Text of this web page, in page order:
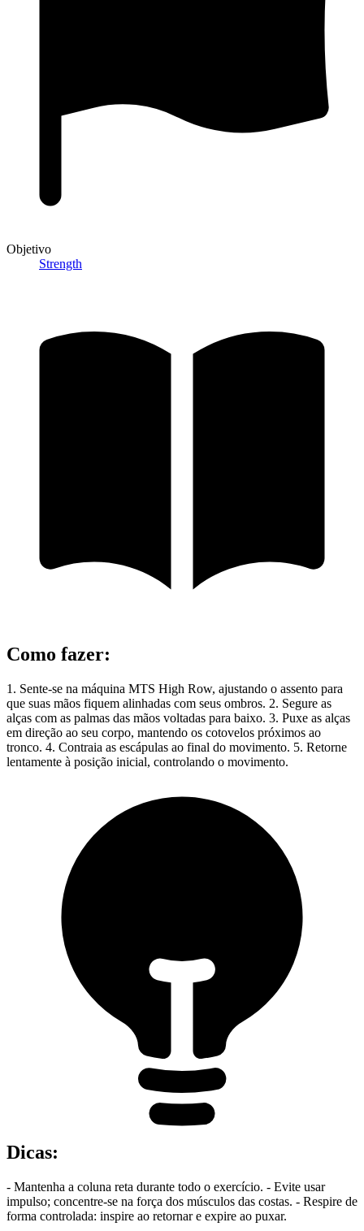
Objetivo
Strength
Como fazer:
1. Sente-se na máquina MTS High Row, ajustando o assento para
que suas mãos fiquem alinhadas com seus ombros. 2. Segure as
alças com as palmas das mãos voltadas para baixo. 3. Puxe as alças
em direção ao seu corpo, mantendo os cotovelos próximos ao
tronco. 4. Contraia as escápulas ao final do movimento. 5. Retorne
lentamente à posição inicial, controlando o movimento.
Dicas:
- Mantenha a coluna reta durante todo o exercício. - Evite usar
impulso; concentre-se na força dos músculos das costas. - Respire de
forma controlada: inspire ao retornar e expire ao puxar.